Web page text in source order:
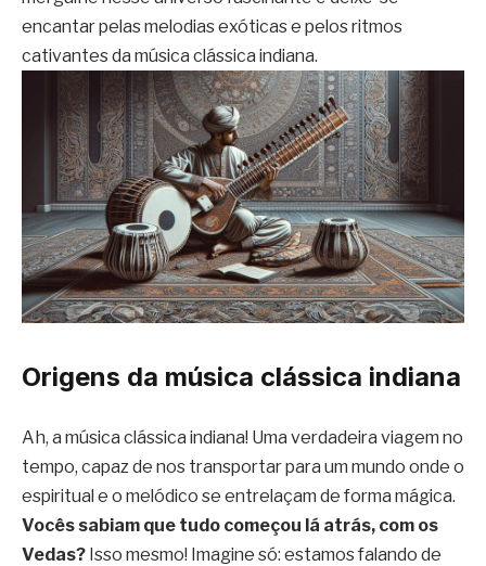
encantar pelas melodias exóticas e pelos ritmos
cativantes da música clássica indiana.
Origens da música clássica indiana
Ah, a música clássica indiana! Uma verdadeira viagem no
tempo, capaz de nos transportar para um mundo onde o
espiritual e o melódico se entrelaçam de forma mágica.
Vocês sabiam que tudo começou lá atrás, com os
Vedas? Isso mesmo! Imagine só: estamos falando de